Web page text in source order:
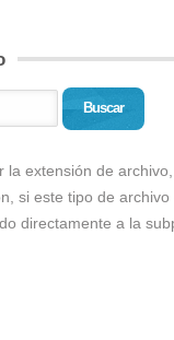
Buscar
la extensión de archivo,
si este tipo de
directamente a la